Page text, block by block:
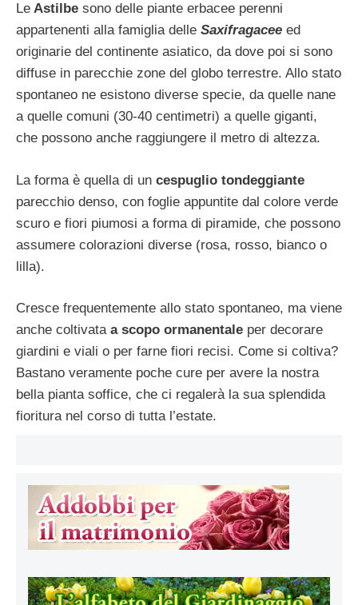
Le Astilbe sono delle piante erbacee perenni
appartenenti alla famiglia delle Saxifragacee ed
originarie del continente asiatico, da dove poi si sono
diffuse in parecchie zone del globo terrestre. Allo stato
spontaneo ne esistono diverse specie, da quelle nane
a quelle comuni (30-40 centimetri) a quelle giganti,
che possono anche raggiungere il metro di altezza.
La forma è quella di un cespuglio tondeggiante
parecchio denso, con foglie appuntite dal colore verde
scuro e fiori piumosi a forma di piramide, che possono
assumere colorazioni diverse (rosa, rosso, bianco o
lilla).
Cresce frequentemente allo stato spontaneo, ma viene
anche coltivata a scopo ormanentale per decorare
giardini e viali o per farne fiori recisi. Come si coltiva?
Bastano veramente poche cure per avere la nostra
bella pianta soffice, che ci regalerà la sua splendida
fioritura nel corso di tutta l’estate.